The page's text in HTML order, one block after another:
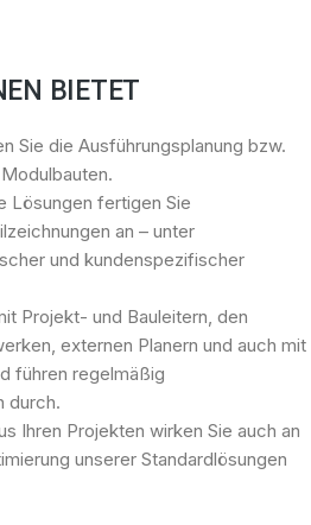
BIETET
Sie die Ausführungsplanung bzw.
Lösungen fertigen Sie
an – unter
und kundenspezifischer
Projekt- und Bauleitern, den
externen Planern und auch mit
führen regelmäßig
durch.
Ihren Projekten wirken Sie auch an
unserer Standardlösungen